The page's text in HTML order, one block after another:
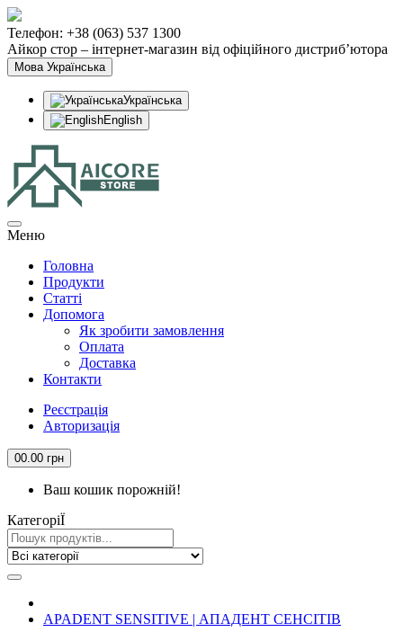
Телефон: +38 (063) 537 1300
Айкор стор – інтернет-магазин від офіційного дистриб’ютора
Мова Українська
Українська
English
Меню
Головна
Продукти
Статтi
Допомога
Як зробити замовлення
Оплата
Доставка
Контакти
Реєстрація
Авторизація
00.00 грн
Ваш кошик порожній!
КатегорiЇ
APADENT SENSITIVE | АПАДЕНТ СЕНСІТІВ